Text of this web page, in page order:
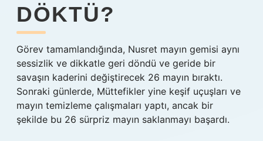
DÖKTÜ?
Görev tamamlandığında, Nusret mayın gemisi aynı
sessizlik ve dikkatle geri döndü ve geride bir
savaşın kaderini değiştirecek 26 mayın bıraktı.
Sonraki günlerde, Müttefikler yine keşif uçuşları ve
mayın temizleme çalışmaları yaptı, ancak bir
şekilde bu 26 sürpriz mayın saklanmayı başardı.